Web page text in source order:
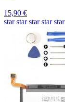
15,90 €
star star star star star